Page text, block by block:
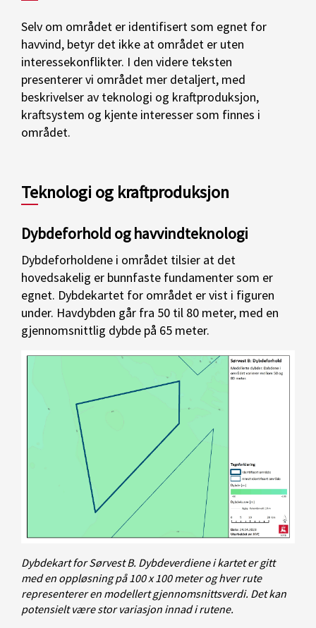
Selv om området er identifisert som egnet for
havvind, betyr det ikke at området er uten
interessekonflikter. I den videre teksten
presenterer vi området mer detaljert, med
beskrivelser av teknologi og kraftproduksjon,
kraftsystem og kjente interesser som finnes i
området.
Teknologi og kraftproduksjon
Dybdeforhold og havvindteknologi
Dybdeforholdene i området tilsier at det
hovedsakelig er bunnfaste fundamenter som er
egnet. Dybdekartet for området er vist i figuren
under. Havdybden går fra 50 til 80 meter, med en
gjennomsnittlig dybde på 65 meter.
Dybdekart for Sørvest B. Dybdeverdiene i kartet er gitt
med en oppløsning på 100 x 100 meter og hver rute
representerer en modellert gjennomsnittsverdi. Det kan
potensielt være stor variasjon innad i rutene.